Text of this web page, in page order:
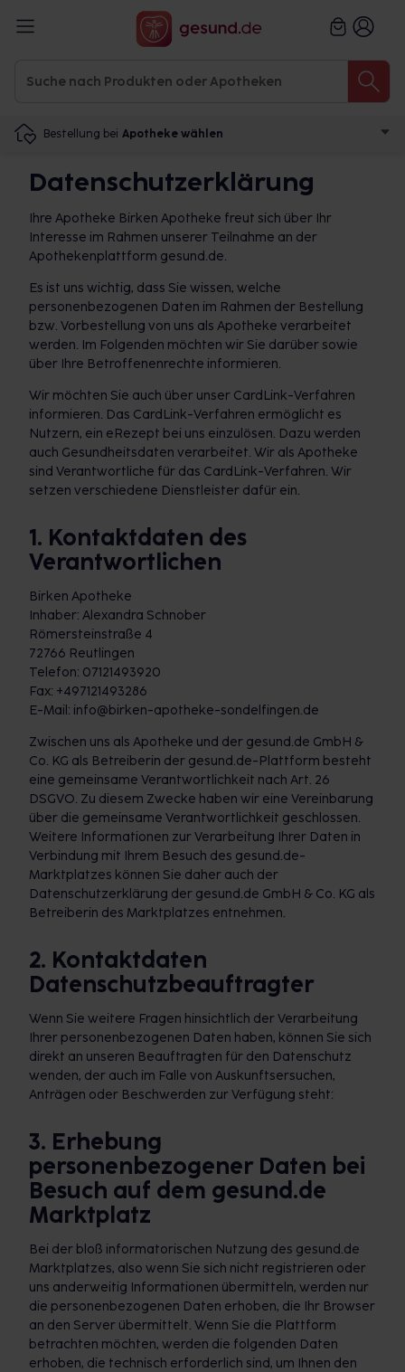
Bestellung bei Apotheke wählen
Datenschutzerklärung
Ihre Apotheke Birken Apotheke freut sich über Ihr
Interesse im Rahmen unserer Teilnahme an der
Apothekenplattform gesund.de.
Es ist uns wichtig, dass Sie wissen, welche
personenbezogenen Daten im Rahmen der Bestellung
bzw. Vorbestellung von uns als Apotheke verarbeitet
werden. Im Folgenden möchten wir Sie darüber sowie
über Ihre Betroffenenrechte informieren.
Wir möchten Sie auch über unser CardLink-Verfahren
informieren. Das CardLink-Verfahren ermöglicht es
Nutzern, ein eRezept bei uns einzulösen. Dazu werden
auch Gesundheitsdaten verarbeitet. Wir als Apotheke
sind Verantwortliche für das CardLink-Verfahren. Wir
setzen verschiedene Dienstleister dafür ein.
1. Kontaktdaten des
Verantwortlichen
Birken Apotheke
Inhaber: Alexandra Schnober
Römersteinstraße 4
72766 Reutlingen
Telefon: 07121493920
Fax: +497121493286
E-Mail: info@birken-apotheke-sondelfingen.de
Zwischen uns als Apotheke und der gesund.de GmbH &
Co. KG als Betreiberin der gesund.de-Plattform besteht
eine gemeinsame Verantwortlichkeit nach Art. 26
DSGVO. Zu diesem Zwecke haben wir eine Vereinbarung
über die gemeinsame Verantwortlichkeit geschlossen.
Weitere Informationen zur Verarbeitung Ihrer Daten in
Verbindung mit Ihrem Besuch des gesund.de-
Marktplatzes können Sie daher auch der
Datenschutzerklärung der gesund.de GmbH & Co. KG als
Betreiberin des Marktplatzes entnehmen.
2. Kontaktdaten
Datenschutzbeauftragter
Wenn Sie weitere Fragen hinsichtlich der Verarbeitung
Ihrer personenbezogenen Daten haben, können Sie sich
direkt an unseren Beauftragten für den Datenschutz
wenden, der auch im Falle von Auskunftsersuchen,
Anträgen oder Beschwerden zur Verfügung steht:
3. Erhebung
personenbezogener Daten bei
Besuch auf dem gesund.de
Marktplatz
Bei der bloß informatorischen Nutzung des gesund.de
Marktplatzes, also wenn Sie sich nicht registrieren oder
uns anderweitig Informationen übermitteln, werden nur
die personenbezogenen Daten erhoben, die Ihr Browser
an den Server übermittelt. Wenn Sie die Plattform
betrachten möchten, werden die folgenden Daten
erhoben, die technisch erforderlich sind, um Ihnen den